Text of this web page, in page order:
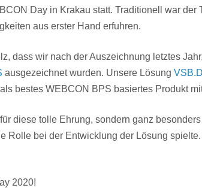
Day in Krakau statt. Traditionell war der
aus erster Hand erfuhren.
dass wir nach der Auszeichnung letztes
ausgezeichnet wurden. Unsere Lösung
bestes WEBCON BPS basiertes Produkt
diese tolle Ehrung, sondern ganz
Rolle bei der Entwicklung der Lösung
2020!